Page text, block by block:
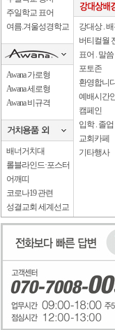
주일학교 표어
여름.겨울성경학교
Awana 가로형
Awana 세로형
Awana 비규격
배너거치대
롤블라인드·포스터
어깨띠
코로나19 관련
성결교회 세계선교
강대상 .
버티컬월
표어 . 말씀
포토존
환영합니
예배시간
캠페인
입학 . 졸업
교회카페
기타행사